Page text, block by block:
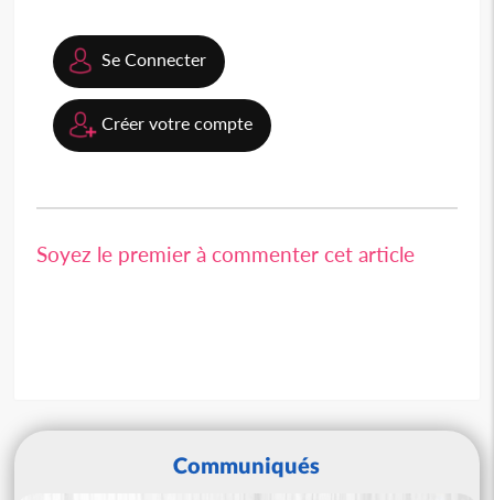
Se Connecter
Créer votre compte
Soyez le premier à commenter cet article
Communiqués